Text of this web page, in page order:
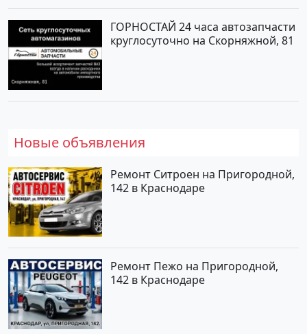
ГОРНОСТАЙ 24 часа автозапчасти
круглосуточно на Скорняжной, 81
Новые объявления
Ремонт Ситроен на Пригородной,
142 в Краснодаре
Ремонт Пежо на Пригородной,
142 в Краснодаре